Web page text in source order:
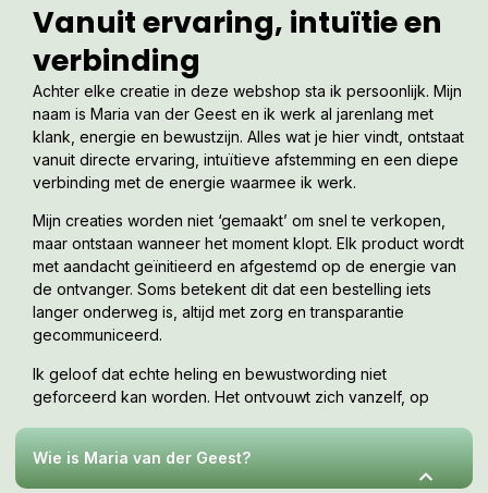
Vanuit ervaring, intuïtie en
verbinding
Achter elke creatie in deze webshop sta ik persoonlijk. Mijn
naam is Maria van der Geest en ik werk al jarenlang met
klank, energie en bewustzijn. Alles wat je hier vindt, ontstaat
vanuit directe ervaring, intuïtieve afstemming en een diepe
verbinding met de energie waarmee ik werk.
Mijn creaties worden niet ‘gemaakt’ om snel te verkopen,
maar ontstaan wanneer het moment klopt. Elk product wordt
met aandacht geïnitieerd en afgestemd op de energie van
de ontvanger. Soms betekent dit dat een bestelling iets
langer onderweg is, altijd met zorg en transparantie
gecommuniceerd.
Ik geloof dat echte heling en bewustwording niet
geforceerd kan worden. Het ontvouwt zich vanzelf, op
Wie is Maria van der Geest?